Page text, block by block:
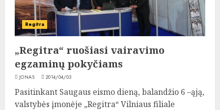
Regitra
„Regitra“ ruošiasi vairavimo
egzaminų pokyčiams
JONAS 2014/04/03
Pasitinkant Saugaus eismo dieną, balandžio 6 –ąją,
valstybės įmonėje „Regitra“ Vilniaus filiale